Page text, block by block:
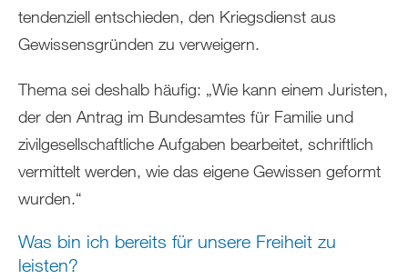
tendenziell entschieden, den Kriegsdienst aus
Gewissensgründen zu verweigern.
Thema sei deshalb häufig: „Wie kann einem Juristen,
der den Antrag im Bundesamtes für Familie und
zivilgesellschaftliche Aufgaben bearbeitet, schriftlich
vermittelt werden, wie das eigene Gewissen geformt
wurden.“
Was bin ich bereits für unsere Freiheit zu
leisten?